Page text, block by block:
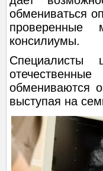
обмениваться
проверенные
консилиумы.
обмениваются
выступая на